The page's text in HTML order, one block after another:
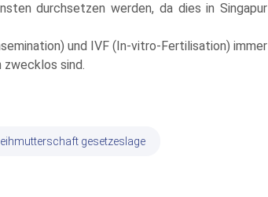
durchsetzen werden, da dies in Singapur
und IVF (In-vitro-Fertilisation) immer
zwecklos sind.
leihmutterschaft gesetzeslage